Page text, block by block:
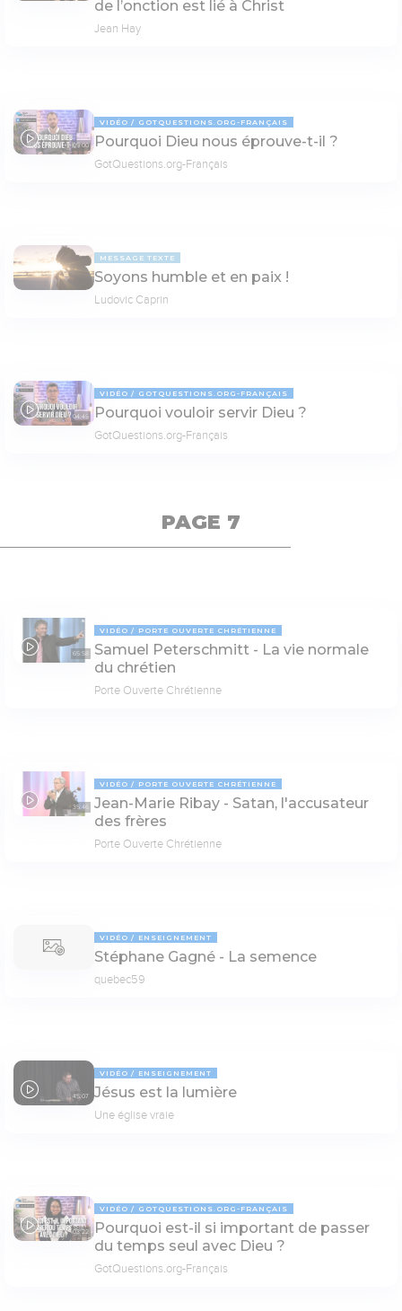
de l’onction est lié à Christ
Jean Hay
05:00
VIDÉO GOTQUESTIONS.ORG-FRANÇAIS
Pourquoi Dieu nous éprouve-t-il ?
GotQuestions.org-Français
MESSAGE TEXTE
Soyons humble et en paix !
Ludovic Caprin
04:45
VIDÉO GOTQUESTIONS.ORG-FRANÇAIS
Pourquoi vouloir servir Dieu ?
GotQuestions.org-Français
PAGE 7
65:58
VIDÉO PORTE OUVERTE CHRÉTIENNE
Samuel Peterschmitt - La vie normale
du chrétien
Porte Ouverte Chrétienne
35:46
VIDÉO PORTE OUVERTE CHRÉTIENNE
Jean-Marie Ribay - Satan, l'accusateur
des frères
Porte Ouverte Chrétienne
VIDÉO ENSEIGNEMENT
Stéphane Gagné - La semence
quebec59
45:07
VIDÉO ENSEIGNEMENT
Jésus est la lumière
Une église vraie
03:22
VIDÉO GOTQUESTIONS.ORG-FRANÇAIS
Pourquoi est-il si important de passer
du temps seul avec Dieu ?
GotQuestions.org-Français